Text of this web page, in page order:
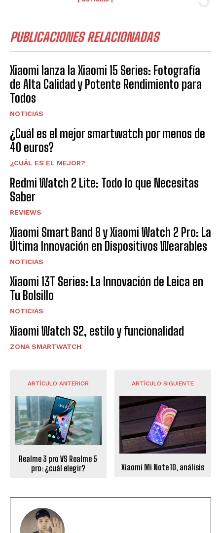
PUBLICACIONES RELACIONADAS
Xiaomi lanza la Xiaomi 15 Series: Fotografía
de Alta Calidad y Potente Rendimiento para
Todos
NOTICIAS
¿Cuál es el mejor smartwatch por menos de
40 euros?
¿CUÁL ES EL MEJOR?
Redmi Watch 2 Lite: Todo lo que Necesitas
Saber
REVIEWS
Xiaomi Smart Band 8 y Xiaomi Watch 2 Pro: La
Última Innovación en Dispositivos Wearables
NOTICIAS
Xiaomi 13T Series: La Innovación de Leica en
Tu Bolsillo
NOTICIAS
Xiaomi Watch S2, estilo y funcionalidad
ZONA SMARTWATCH
ARTÍCULO ANTERIOR
Realme 3 pro VS Realme 5
pro: ¿cuál elegir?
ARTÍCULO SIGUIENTE
Xiaomi Mi Note 10, análisis